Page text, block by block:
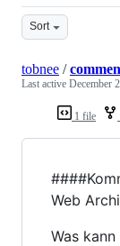
Sort
1 file
tobnee /
Last active December
Web
Was